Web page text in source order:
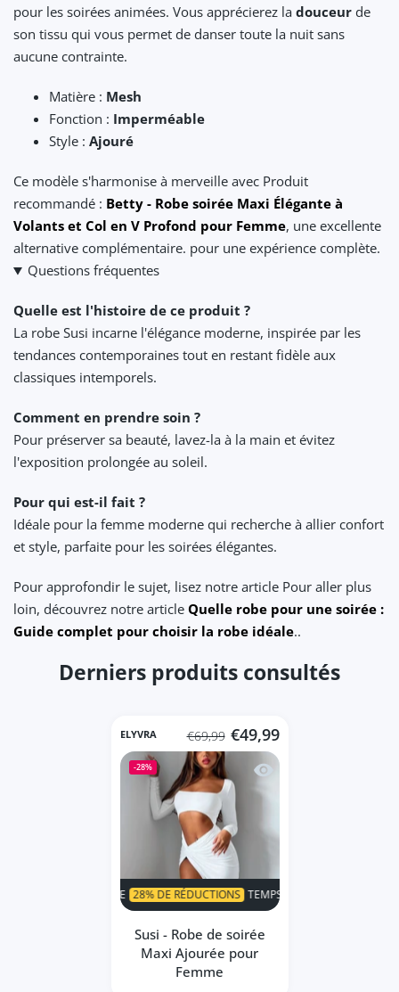
pour les soirées animées. Vous apprécierez la douceur de
son tissu qui vous permet de danser toute la nuit sans
aucune contrainte.
Matière : Mesh
Fonction : Imperméable
Style : Ajouré
Ce modèle s'harmonise à merveille avec Produit
recommandé : Betty - Robe soirée Maxi Élégante à
Volants et Col en V Profond pour Femme, une excellente
alternative complémentaire. pour une expérience complète.
Questions fréquentes
Quelle est l'histoire de ce produit ?
La robe Susi incarne l'élégance moderne, inspirée par les
tendances contemporaines tout en restant fidèle aux
classiques intemporels.
Comment en prendre soin ?
Pour préserver sa beauté, lavez-la à la main et évitez
l'exposition prolongée au soleil.
Pour qui est-il fait ?
Idéale pour la femme moderne qui recherche à allier confort
et style, parfaite pour les soirées élégantes.
Pour approfondir le sujet, lisez notre article Pour aller plus
loin, découvrez notre article Quelle robe pour une soirée :
Guide complet pour choisir la robe idéale..
Derniers produits consultés
ELYVRA €49,99
€69,99
-28% Aperçu rapide Susi -
28% DE RÉDUCTIONS TEMPS LIMITÉ!
Susi - Robe de soirée
Maxi Ajourée pour
Femme